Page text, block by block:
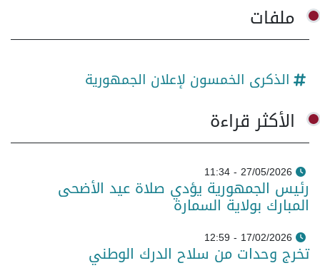
ملفات
الذكرى الخمسون لإعلان الجمهورية
الأكثر قراءة
27/05/2026 - 11:34
رئيس الجمهورية يؤدي صلاة عيد الأضحى
المبارك بولاية السمارة
17/02/2026 - 12:59
تخرج وحدات من سلاح الدرك الوطني